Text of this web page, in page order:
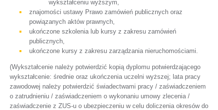
wykształceniu wyższym,
znajomości ustawy Prawo zamówień publicznych oraz
powiązanych aktów prawnych,
ukończone szkolenia lub kursy z zakresu zamówień
publicznych,
ukończone kursy z zakresu zarządzania nieruchomościami.
(Wykształcenie należy potwierdzić kopią dyplomu potwierdzającego
wykształcenie: średnie oraz ukończenia uczelni wyższej; lata pracy
zawodowej należy potwierdzić świadectwami pracy / zaświadczeniem
o zatrudnieniu / zaświadczeniem o wykonaniu umowy zlecenia /
zaświadczenie z ZUS-u o ubezpieczeniu w celu doliczenia okresów do